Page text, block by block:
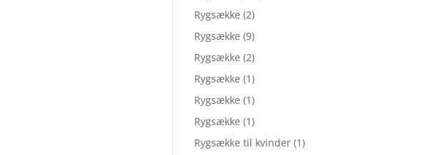
Rygsække (2)
Rygsække (9)
Rygsække (2)
Rygsække (1)
Rygsække (1)
Rygsække (1)
Rygsække til kvinder (1)